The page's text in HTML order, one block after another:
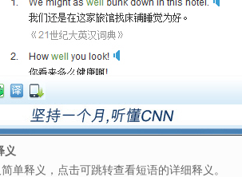
义
单释义，点击可跳转查看短语的详细释义。